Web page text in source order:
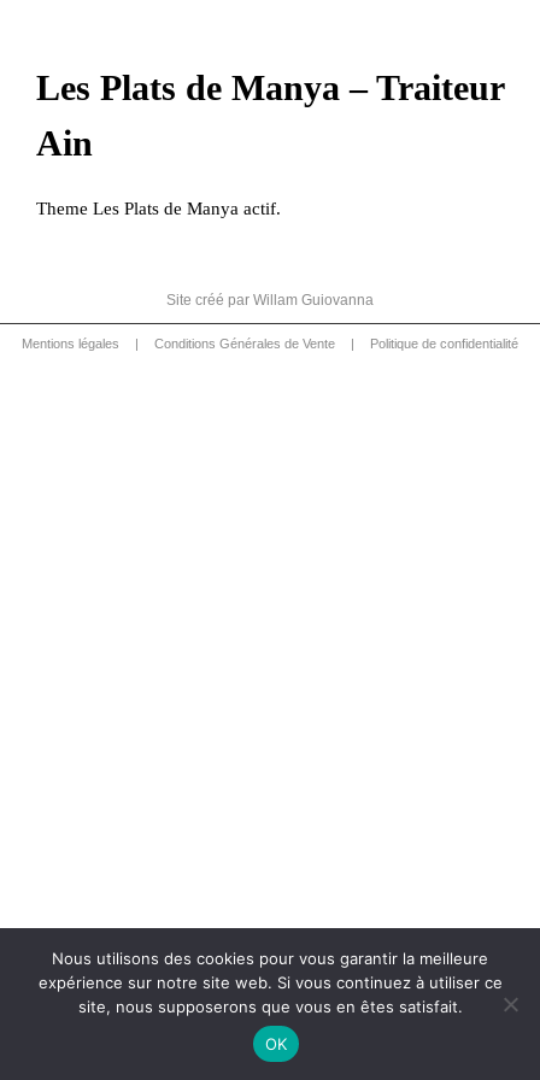
Les Plats de Manya – Traiteur
Ain
Theme Les Plats de Manya actif.
Nous utilisons des cookies pour vous garantir la meilleure
expérience sur notre site web. Si vous continuez à utiliser ce
site, nous supposerons que vous en êtes satisfait.
OK
Site créé par Willam Guiovanna
Mentions légales | Conditions Générales de Vente | Politique de confidentialité